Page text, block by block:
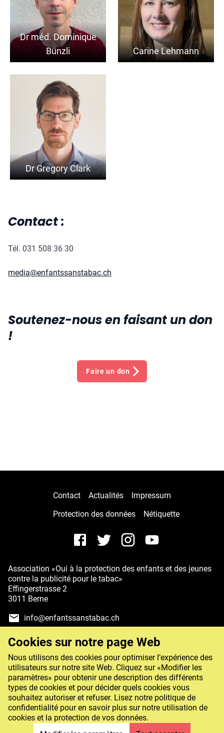
Dr méd. Dominique
Bünzli
Carine Lehmann
Dr Gregory Clark
Contact :
Tél. 031 508 36 30
media@enfantssanstabac.ch
Soutenez-nous en faisant un don
!
Faire un don
Cookies sur notre page Web
Nous utilisons des cookies pour optimiser l’expérience des
utilisateurs sur notre site Web. Cliquez sur «Modifier les
paramètres» pour obtenir une description des différents
types de cookies et pour décider quels cookies vous
souhaitez autoriser et refuser. Lisez notre politique de
confidentialité pour en savoir plus sur notre utilisation de
cookies et la protection de vos données.
Contact Actualités
Impressum
Protection des données
Nétiquette
Association «Oui à la protection des enfants et des jeunes
contre la publicité pour le tabac»
Effingerstrasse 2
3011 Berne
info@enfantssanstabac.ch
Dons: IBAN CH54 0900 0000 8915 7448 0